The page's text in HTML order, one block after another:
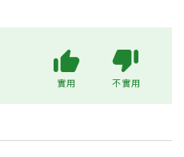
實用 不實用